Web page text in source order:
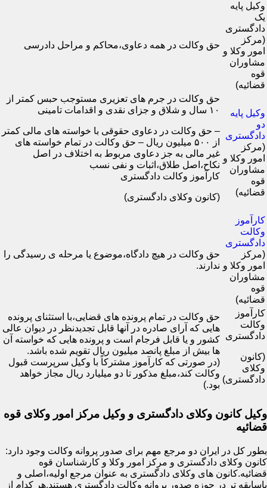
وکیل پایه
یک
دادگستری
(مرکز
امور وکلا و
مشاوران
قوه
قضائیه)
حق وکالت در همه دعاوی،محاکم و مراحل دادرسی
وکیل پایه
دو
دادگستری
(مرکز
امور وکلا و
مشاوران
قوه
قضائیه)
حق وکالت در جرم های تعزیری مستوجب حبس کمتر از
۱۰ سال و شلاق و جزای نقدی و اقدامات تامینی
– حق وکالت در دعاوی حقوقی با خواسته های مالی کمتر
از ۵۰۰ میلیون ریال – حق وکالت در تمام خواسته های
غیر مالی به جز دعاوی مربوط به اختلاف در اصل
نکاح،اصل طلاق،اثبات و نفی نسب
کارآموز وکالت دادگستری
(کانون وکلای دادگستری)
کارآموز
وکالت
دادگستری
(مرکز
امور وکلا و
مشاوران
قوه
قضائیه)
حق وکالت در هیچ دادگاه،موضوع یا مرحله ی رسیدگی را
ندارند.
کارآموز
وکالت
دادگستری
(کانون
وکلای
دادگستری)
حق وکالت در تمام پرونده های قضایی،با استثنای پرونده
هایی که آرای صادره در آنها قابل تجدیدنظر در دیوان عالی
کشور و یا قابل فرجام است و پرونده هایی که خواسته آن
ها بیش از مبلغ پانصد میلیون ریال تقویم شده باشد.
(در صورتی که کارآموز مشترکاً با وکیل سرپرست قبول
وکالت کند،مبلغ مذکور تا دو میلیارد ریال مجاز خواهد
بود.)
وکیل کانون وکلای دادگستری و وکیل مرکز امور وکلای قوه
قضائیه
بطور کل در ایران دو مرجع مهم برای صدور پروانه وکالت وجود دارد:
کانون وکلای دادگستری و مرکز امور وکلا و کارشناسان قوه
قضائیه.کانون های وکلای دادگستری به عنوان مرجع اولیه،اصلی و
باسابقه تر در حوزه صدور پروانه وکالت دادگستری هستند.هر کدام از